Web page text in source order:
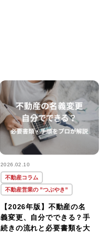
2026.02.10
不動産コラム
不動産営業の ”つぶやき”
【2026年版】不動産の名
義変更、自分でできる？手
続きの流れと必要書類を大